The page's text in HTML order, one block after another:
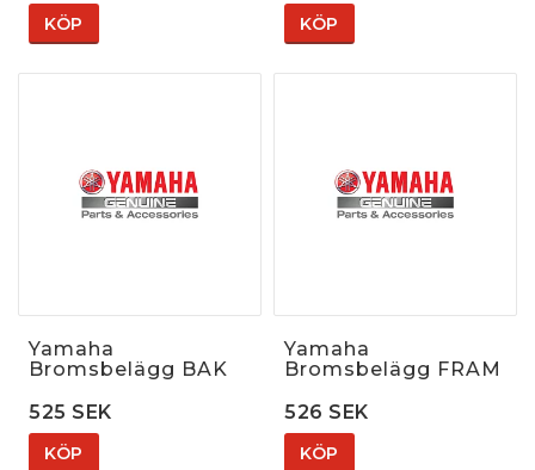
KÖP KÖP
Yamaha
Bromsbelägg BAK
525 SEK
KÖP
Yamaha
Bromsbelägg FRAM
526 SEK
KÖP